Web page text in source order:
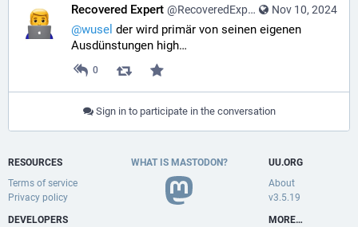
Nov 10, 2024
Recovered Expert @RecoveredExpert@mastodon.social
@wusel der wird primär von seinen eigenen
Ausdünstungen high…
0
Sign in to participate in the conversation
RESOURCES
Terms of service
Privacy policy
DEVELOPERS
WHAT IS MASTODON?
UU.ORG
About
v3.5.19
MORE…